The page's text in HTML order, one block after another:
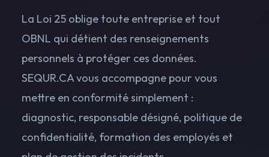
La Loi 25 oblige toute entreprise et tout
OBNL qui détient des renseignements
personnels à protéger ces données.
SEQUR.CA vous accompagne pour vous
mettre en conformité simplement :
diagnostic, responsable désigné, politique de
confidentialité, formation des employés et